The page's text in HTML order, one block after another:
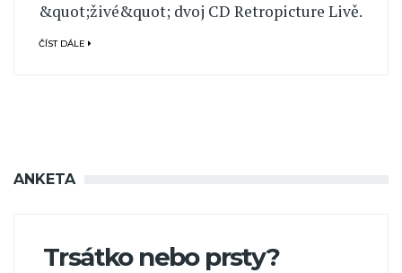
&quot;živé&quot; dvoj CD Retropicture Livě.
ČÍST DÁLE
ANKETA
Trsátko nebo prsty?